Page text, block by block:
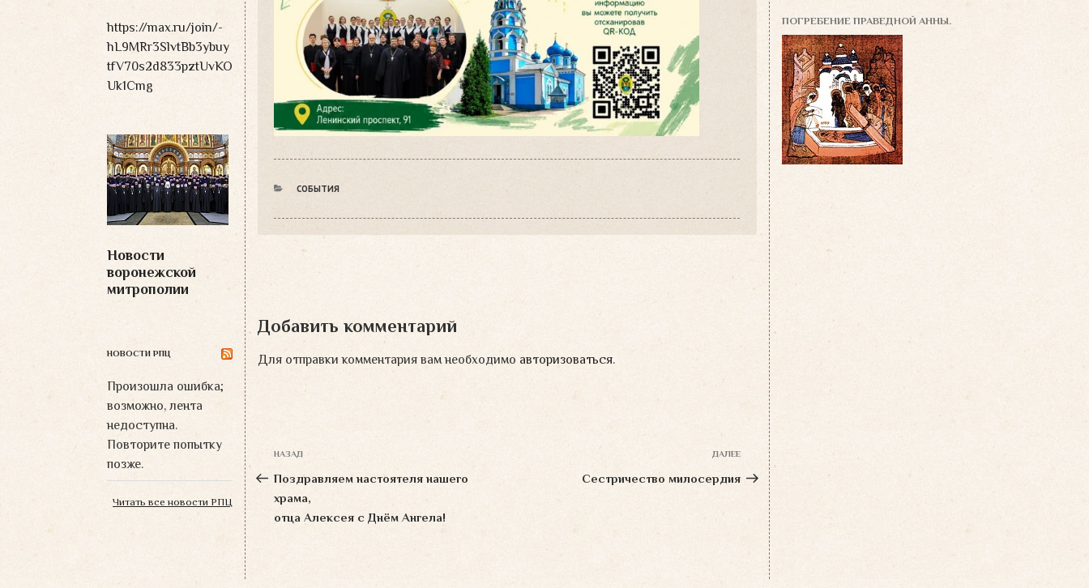
https://max.ru/join/-
hL9MRr3SlvtBb3ybuy
tfV70s2d833pztUvKO
Uk1Cmg
Новости
воронежской
митрополии
НОВОСТИ РПЦ
Произошла ошибка;
возможно, лента
недоступна.
Повторите попытку
позже.
Читать все новости РПЦ
РУБРИКИ
СОБЫТИЯ
Добавить комментарий
Для отправки комментария вам необходимо авторизоваться.
Навигация
по
записям
Предыдущая
запись:
НАЗАД
Поздравляем настоятеля нашего
храма,
отца Алексея с Днём Ангела!
Следующая
запись
ДАЛЕЕ
Сестричество милосердия
ПОГРЕБЕНИЕ ПРАВЕДНОЙ АННЫ.